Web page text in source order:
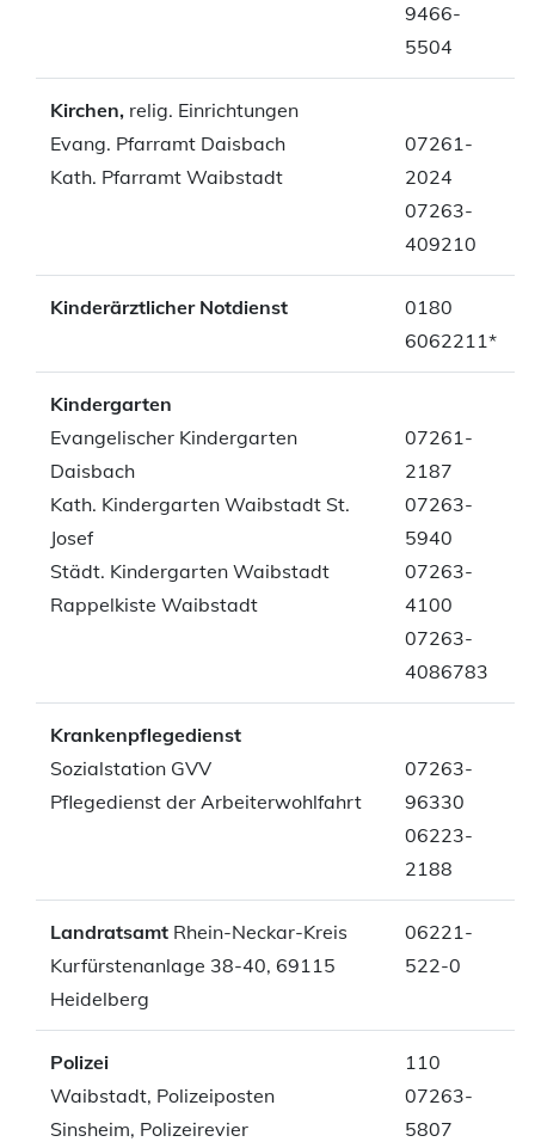
9466-
5504
Kirchen, relig. Einrichtungen
Evang. Pfarramt Daisbach
Kath. Pfarramt Waibstadt
07261-
2024
07263-
409210
Kinderärztlicher Notdienst
0180
6062211*
Kindergarten
Evangelischer Kindergarten
Daisbach
Kath. Kindergarten Waibstadt St.
Josef
Städt. Kindergarten Waibstadt
Rappelkiste Waibstadt
07261-
2187
07263-
5940
07263-
4100
07263-
4086783
Krankenpflegedienst
Sozialstation GVV
Pflegedienst der Arbeiterwohlfahrt
07263-
96330
06223-
2188
Landratsamt Rhein-Neckar-Kreis
Kurfürstenanlage 38-40, 69115
Heidelberg
06221-
522-0
Polizei
Waibstadt, Polizeiposten
Sinsheim, Polizeirevier
110
07263-
5807